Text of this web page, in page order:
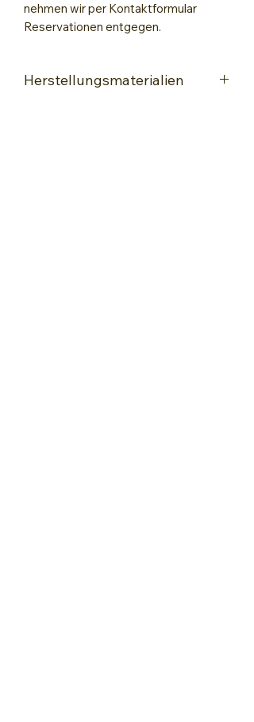
nehmen wir per Kontaktformular
Reservationen entgegen.
Herstellungsmaterialien